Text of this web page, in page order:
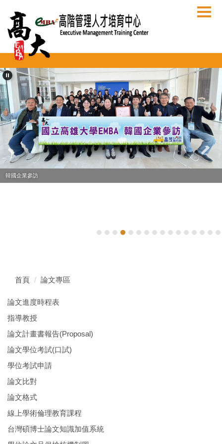
到
主
要
區
韓國企業參訪
首頁 論文專區
論文進度時程表
指導教授
論文計畫書報告(Proposal)
論文學位考試(口試)
學位考試申請
論文比對
論文格式
線上學術倫理教育課程
台灣碩博士論文知識加值系統